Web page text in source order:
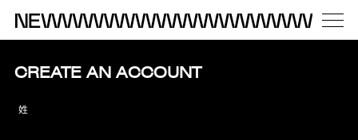
CREATE AN ACCOUNT
姓